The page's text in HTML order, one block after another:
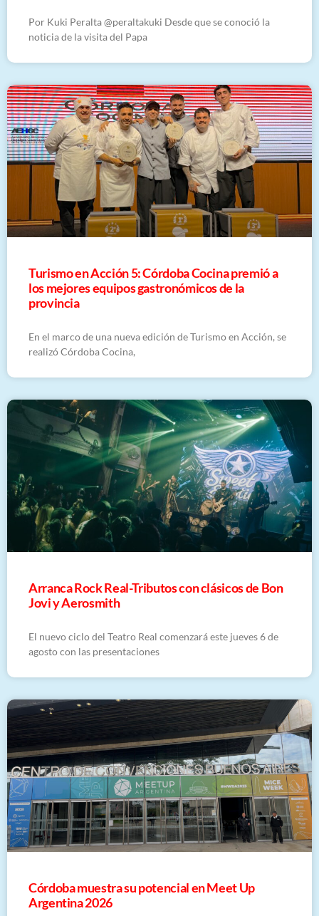
Por Kuki Peralta @peraltakuki Desde que se conoció la
noticia de la visita del Papa
Turismo en Acción 5: Córdoba Cocina premió a
los mejores equipos gastronómicos de la
provincia
En el marco de una nueva edición de Turismo en Acción, se
realizó Córdoba Cocina,
Arranca Rock Real-Tributos con clásicos de Bon
Jovi y Aerosmith
El nuevo ciclo del Teatro Real comenzará este jueves 6 de
agosto con las presentaciones
Córdoba muestra su potencial en Meet Up
Argentina 2026